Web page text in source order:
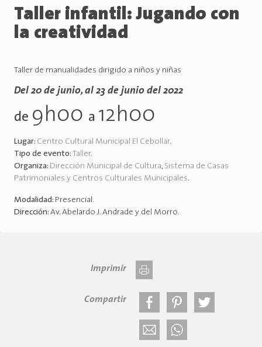
Taller infantil: Jugando con
la creatividad
Taller de manualidades dirigido a niños y niñas
Del 20 de junio, al 23 de junio del 2022
de 9h00 a 12h00
Lugar: Centro Cultural Municipal El Cebollar.
Tipo de evento: Taller.
Organiza: Dirección Municipal de Cultura, Sistema de Casas
Patrimoniales y Centros Culturales Municipales.
Modalidad: Presencial.
Dirección: Av. Abelardo J. Andrade y del Morro.
Imprimir
Compartir